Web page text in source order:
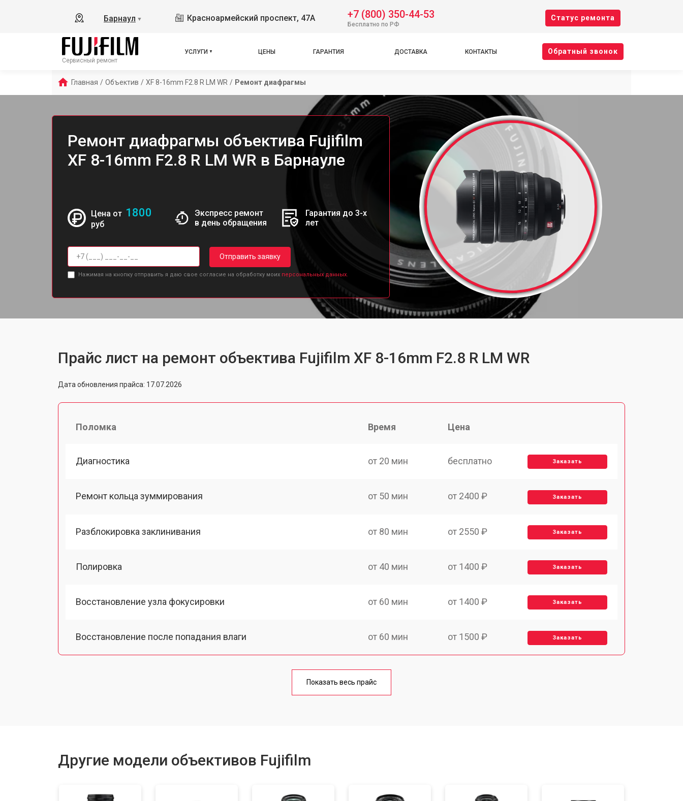
Барнаул ▼ Красноармейский проспект, 47А +7 (800) 350-44-53
Бесплатно по РФ
Cтатус ремонта
Сервисный ремонт
УСЛУГИ ЦЕНЫ ГАРАНТИЯ ДОСТАВКА КОНТАКТЫ Oбратный звонок
Главная / Объектив / XF 8-16mm F2.8 R LM WR / Ремонт диафрагмы
Ремонт диафрагмы объектива Fujifilm
XF 8-16mm F2.8 R LM WR в Барнауле
Цена от 1800
руб
Экспресс ремонт
в день обращения
Гарантия до 3-х
лет
Отправить заявку
Нажимая на кнопку отправить я даю свое согласие на обработку моих персональных данных.
Прайс лист на ремонт объектива Fujifilm XF 8-16mm F2.8 R LM WR
Дата обновления прайса: 17.07.2026
Поломка Время Цена
Диагностика от 20 мин бесплатно Заказать
Ремонт кольца зуммирования от 50 мин от 2400 ₽ Заказать
Разблокировка заклинивания от 80 мин от 2550 ₽ Заказать
Полировка от 40 мин от 1400 ₽ Заказать
Восстановление узла фокусировки от 60 мин от 1400 ₽ Заказать
Восстановление после попадания влаги от 60 мин от 1500 ₽ Заказать
от 50 мин
Показать весь прайс
Другие модели объективов Fujifilm